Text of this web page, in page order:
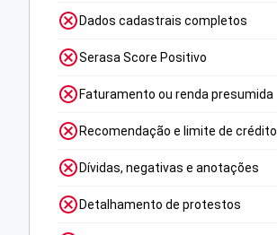
Dados cadastrais completos
Serasa Score Positivo
Faturamento ou renda presumida
Recomendação e limite de crédito
Dívidas, negativas e anotações
Detalhamento de protestos